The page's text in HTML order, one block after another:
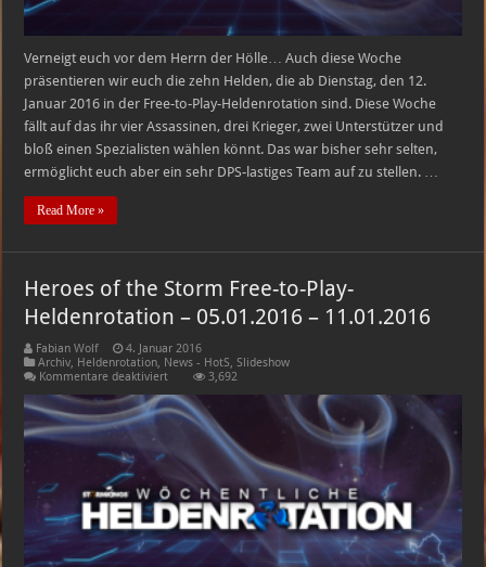
Verneigt euch vor dem Herrn der Hölle… Auch diese Woche
präsentieren wir euch die zehn Helden, die ab Dienstag, den 12.
Januar 2016 in der Free-to-Play-Heldenrotation sind. Diese Woche
fällt auf das ihr vier Assassinen, drei Krieger, zwei Unterstützer und
bloß einen Spezialisten wählen könnt. Das war bisher sehr selten,
ermöglicht euch aber ein sehr DPS-lastiges Team auf zu stellen. …
Read More »
Heroes of the Storm Free-to-Play-
Heldenrotation – 05.01.2016 – 11.01.2016
Fabian Wolf
4. Januar 2016
Archiv, Heldenrotation, News - HotS,Slideshow
Kommentare deaktiviertfür
of
the
Storm
to-
Heldenrotation
–
05.01.2016
–
11.01.2016
3,692